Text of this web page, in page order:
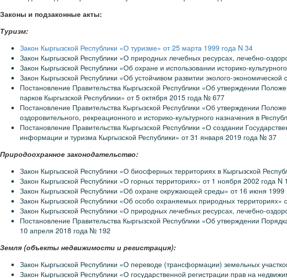
Законы и подзаконные акты:
Туризм:
Закон Кыргызской Республики «О туризме» от 25 марта 1999 года N 34
Закон Кыргызской Республики «О природных лечебных ресурсах, лечебно-
Закон Кыргызской Республики «Об охране и использовании историко-
Закон Кыргызской Республики «Об устойчивом развитии эколого-
Постановление Правительства Кыргызской Республики «Об утверждении
парков Кыргызской Республики» от 5 октября 2015 года № 677
Постановление Правительства Кыргызской Республики «Об утверждении
оздоровительного, рекреационного и историко-культурного назначения в
Постановление Правительства Кыргызской Республики «О создании
информации и туризма Кыргызской Республики» от 31 января 2019 года № 37
Природоохранное законодательство:
Закон Кыргызской Республики «О биосферных территориях в Кыргызской
Закон Кыргызской Республики «О горных территориях» от 1 ноября 2002 года N
Закон Кыргызской Республики «Об охране окружающей среды» от 16 июня
Закон Кыргызской Республики «Об особо охраняемых природных
Закон Кыргызской Республики «О природных лечебных ресурсах, лечебно-
Постановление Правительства Кыргызской Республики «Об утверждении
10 апреля 2018 года № 192
Земля (объекты недвижимости и регистрация):
Закон Кыргызской Республики «О переводе (трансформации) земельных
Закон Кыргызской Республики «О государственной регистрации прав на